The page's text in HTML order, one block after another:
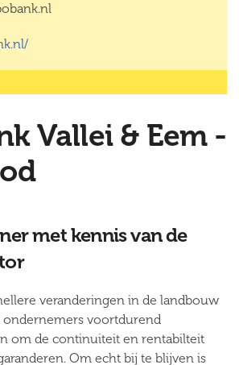
Vallei & Eem -
met kennis van de
veranderingen in de landbouw
ondernemers voortdurend
om de continuiteit en rentabilteit
Om echt bij te blijven is